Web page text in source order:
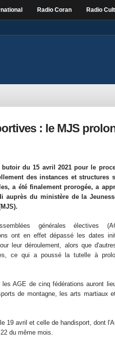
Radio Coran Radio
: le MJS
butoir du 15 avril 2021 pour le
des instances et structures
a été finalement prorogée, a
auprès du ministère de la
générales électives
ont en effet dépassé les dates
leur déroulement, alors que
ce qui a poussé la tutelle à
AGE de cinq fédérations auront
de montagne, les arts martiaux
19 avril et celle de handisport, dont
du même mois.